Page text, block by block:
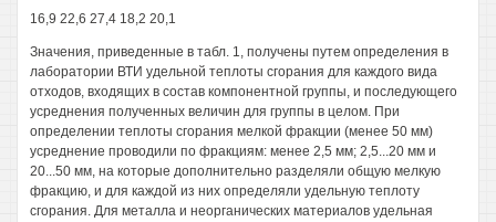
16,9 22,6 27,4 18,2 20,1
Значения, приведенные в табл. 1, получены путем определения в
лаборатории ВТИ удельной теплоты сгорания для каждого вида
отходов, входящих в состав компонентной группы, и последующего
усреднения полученных величин для группы в целом. При
определении теплоты сгорания мелкой фракции (менее 50 мм)
усреднение проводили по фракциям: менее 2,5 мм; 2,5...20 мм и
20...50 мм, на которые дополнительно разделяли общую мелкую
фракцию, и для каждой из них определяли удельную теплоту
сгорания. Для металла и неорганических материалов удельная